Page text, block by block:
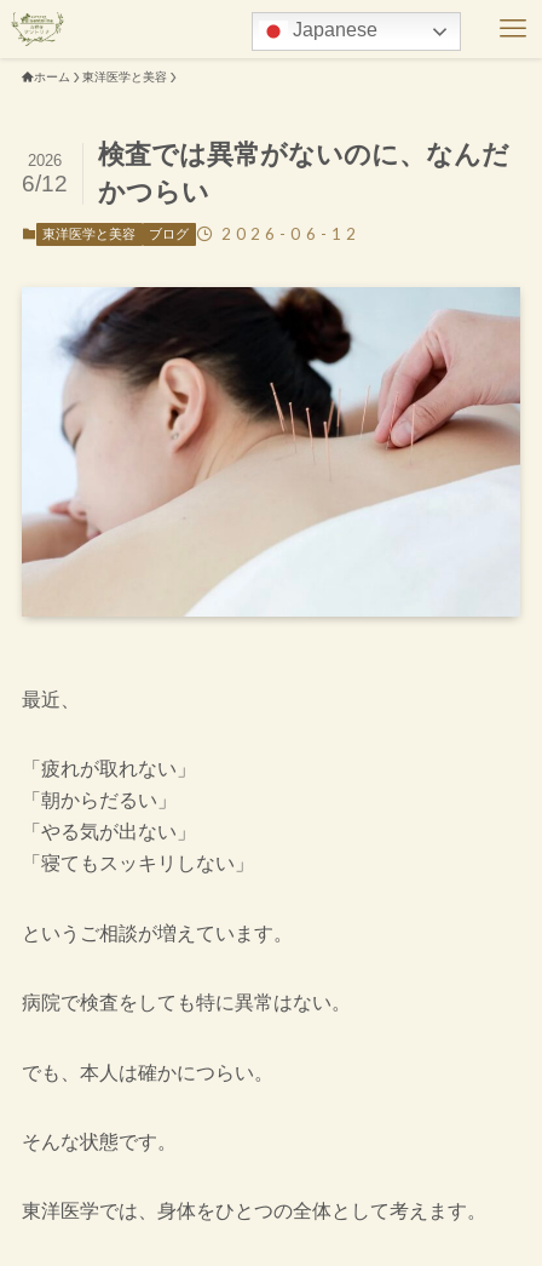
ホーム 東洋医学と美容
検査では異常がないのに、なんだ
かつらい
2026
6/12
東洋医学と美容 ブログ 2026-06-12
最近、
「疲れが取れない」
「朝からだるい」
「やる気が出ない」
「寝てもスッキリしない」
というご相談が増えています。
病院で検査をしても特に異常はない。
でも、本人は確かにつらい。
そんな状態です。
東洋医学では、身体をひとつの全体として考えます。
Japanese